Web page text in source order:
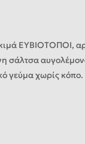
ΕΥΒΙΟΤΟΠΟΙ,
σάλτσα
γεύμα χωρίς